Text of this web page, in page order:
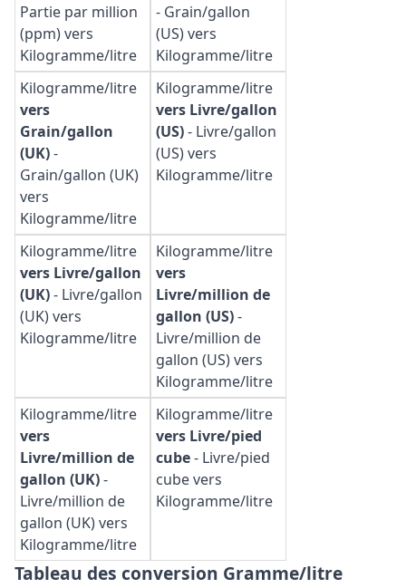
Partie par million
(ppm) vers
Kilogramme/litre
- Grain/gallon
(US) vers
Kilogramme/litre
Kilogramme/litre
vers
Grain/gallon
(UK)-
Grain/gallon (UK)
vers
Kilogramme/litre
Kilogramme/litre
vers Livre/gallon
(US)- Livre/gallon
(US) vers
Kilogramme/litre
Kilogramme/litre
vers Livre/gallon
(UK)- Livre/gallon
(UK) vers
Kilogramme/litre
Kilogramme/litre
vers
Livre/million de
gallon (US)-
Livre/million de
gallon (US) vers
Kilogramme/litre
Kilogramme/litre
vers
Livre/million de
gallon (UK)-
Livre/million de
gallon (UK) vers
Kilogramme/litre
Kilogramme/litre
vers Livre/pied
cube- Livre/pied
cube vers
Kilogramme/litre
Tableau des conversion Gramme/litre